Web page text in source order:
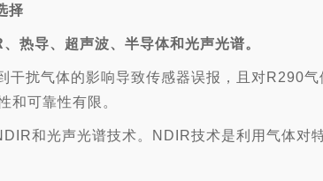
择
、热导、超声波、半导体和光声光谱。
干扰气体的影响导致传感器误报，且对R290
和可靠性有限。
和光声光谱技术。NDIR技术是利用气体